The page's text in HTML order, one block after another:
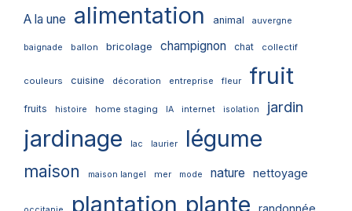
A la une alimentation animal auvergne
baignade ballon bricolage champignon chat collectif
couleurs cuisine décoration entreprise fleur fruit
fruits histoire home staging IA internet isolation jardin
jardinage lac laurier légume
maison maison langel mer mode nature nettoyage
plantation plante randonnée